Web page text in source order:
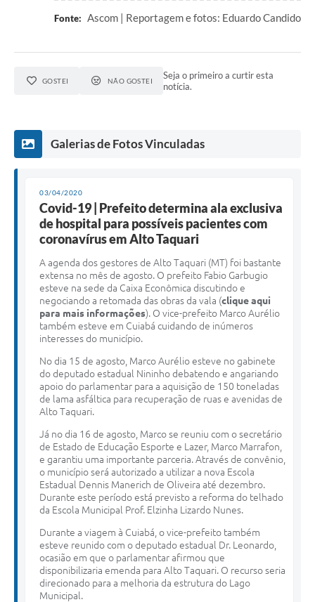
Fonte: Ascom | Reportagem e fotos: Eduardo Candido
GOSTEI NÃO GOSTEI
Seja o primeiro a curtir esta
notícia.
Galerias de Fotos Vinculadas
03/04/2020
Covid-19 | Prefeito determina ala exclusiva
de hospital para possíveis pacientes com
coronavírus em Alto Taquari
A agenda dos gestores de Alto Taquari (MT) foi bastante
extensa no mês de agosto. O prefeito Fabio Garbugio
esteve na sede da Caixa Econômica discutindo e
negociando a retomada das obras da vala (clique aqui
para mais informações). O vice-prefeito Marco Aurélio
também esteve em Cuiabá cuidando de inúmeros
interesses do município.
No dia 15 de agosto, Marco Aurélio esteve no gabinete
do deputado estadual Nininho debatendo e angariando
apoio do parlamentar para a aquisição de 150 toneladas
de lama asfáltica para recuperação de ruas e avenidas de
Alto Taquari.
Já no dia 16 de agosto, Marco se reuniu com o secretário
de Estado de Educação Esporte e Lazer, Marco Marrafon,
e garantiu uma importante parceria. Através de convênio,
o município será autorizado a utilizar a nova Escola
Estadual Dennis Manerich de Oliveira até dezembro.
Durante este período está previsto a reforma do telhado
da Escola Municipal Prof. Elzinha Lizardo Nunes.
Durante a viagem à Cuiabá, o vice-prefeito também
esteve reunido com o deputado estadual Dr. Leonardo,
ocasião em que o parlamentar afirmou que
disponibilizaria emenda para Alto Taquari. O recurso seria
direcionado para a melhoria da estrutura do Lago
Municipal.